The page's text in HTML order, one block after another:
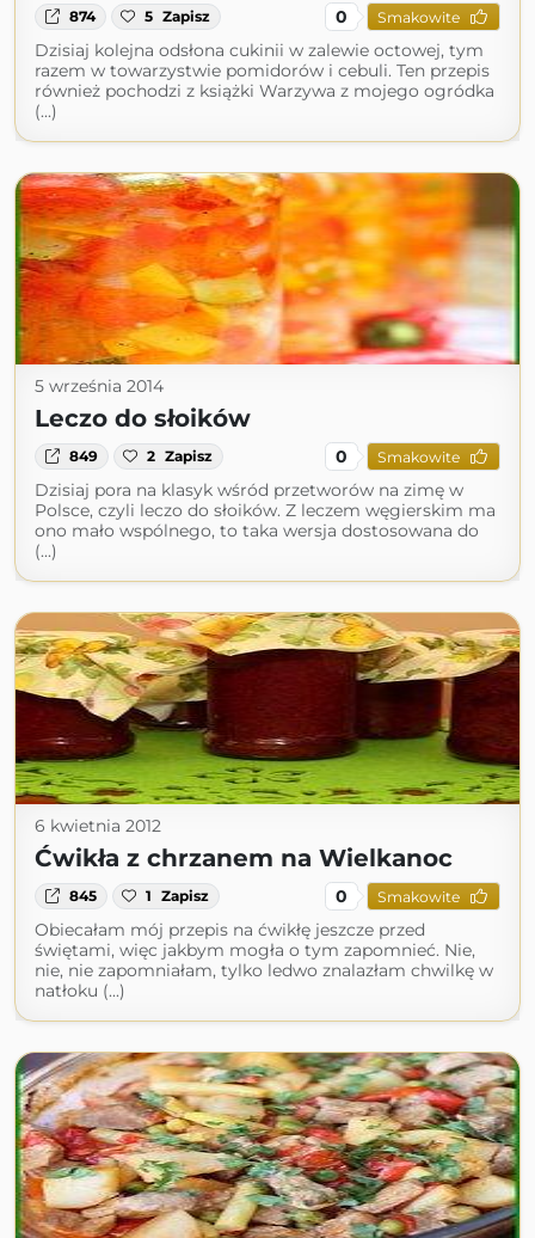
874 5 Zapisz 0 Smakowite
Dzisiaj kolejna odsłona cukinii w zalewie octowej, tym
razem w towarzystwie pomidorów i cebuli. Ten przepis
również pochodzi z książki Warzywa z mojego ogródka
(...)
5 września 2014
Leczo do słoików
849 2 Zapisz 0 Smakowite
Dzisiaj pora na klasyk wśród przetworów na zimę w
Polsce, czyli leczo do słoików. Z leczem węgierskim ma
ono mało wspólnego, to taka wersja dostosowana do
(...)
6 kwietnia 2012
Ćwikła z chrzanem na Wielkanoc
845 1 Zapisz 0 Smakowite
Obiecałam mój przepis na ćwikłę jeszcze przed
świętami, więc jakbym mogła o tym zapomnieć. Nie,
nie, nie zapomniałam, tylko ledwo znalazłam chwilkę w
natłoku (...)